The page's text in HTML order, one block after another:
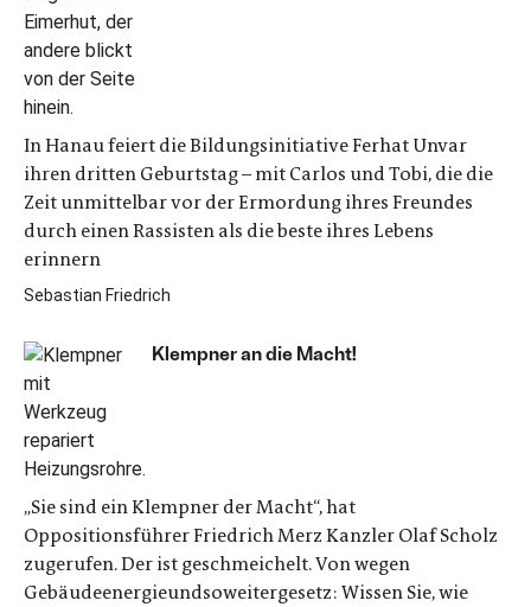
In Hanau feiert die Bildungsinitiative Ferhat Unvar
ihren dritten Geburtstag – mit Carlos und Tobi, die die
Zeit unmittelbar vor der Ermordung ihres Freundes
durch einen Rassisten als die beste ihres Lebens
erinnern
Sebastian Friedrich
Klempner an die Macht!
„Sie sind ein Klempner der Macht“, hat
Oppositionsführer Friedrich Merz Kanzler Olaf Scholz
zugerufen. Der ist geschmeichelt. Von wegen
Gebäudeenergieundsoweitergesetz: Wissen Sie, wie